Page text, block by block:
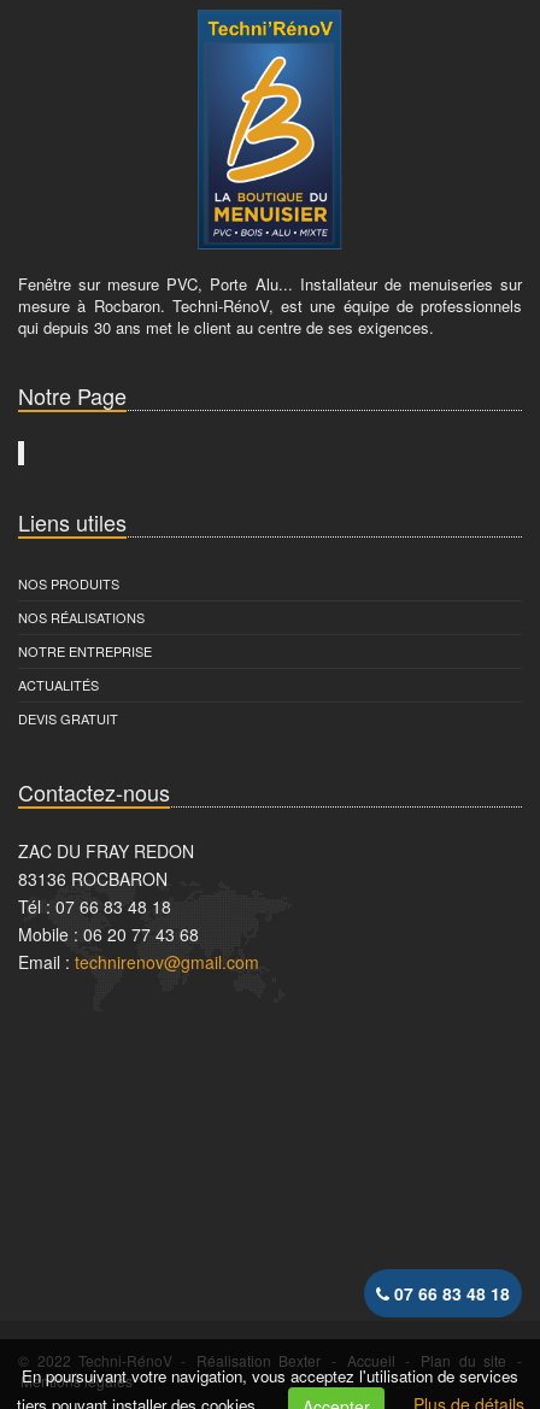
Fenêtre sur mesure PVC, Porte Alu... Installateur de menuiseries sur
mesure à Rocbaron. Techni-RénoV, est une équipe de professionnels
qui depuis 30 ans met le client au centre de ses exigences.
Notre Page
Liens utiles
NOS PRODUITS
NOS RÉALISATIONS
NOTRE ENTREPRISE
ACTUALITÉS
DEVIS GRATUIT
Contactez-nous
ZAC DU FRAY REDON
83136 ROCBARON
Tél : 07 66 83 48 18
Mobile : 06 20 77 43 68
Email : technirenov@gmail.com
07 66 83 48 18
© 2022 Techni-RénoV - Réalisation Bexter - Accueil - Plan du site
-
Mentions légales
En poursuivant votre navigation, vous acceptez l'utilisation de services
tiers pouvant installer des cookies
Plus de détails